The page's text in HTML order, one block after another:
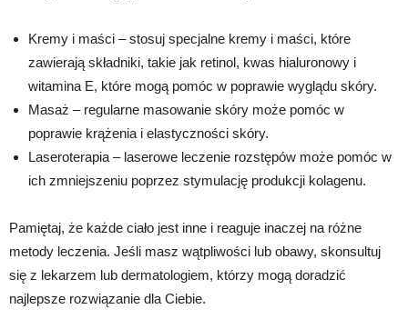
Kremy i maści – stosuj specjalne kremy i maści, które
zawierają składniki, takie jak retinol, kwas hialuronowy i
witamina E, które mogą pomóc w poprawie wyglądu skóry.
Masaż – regularne masowanie skóry może pomóc w
poprawie krążenia i elastyczności skóry.
Laseroterapia – laserowe leczenie rozstępów może pomóc w
ich zmniejszeniu poprzez stymulację produkcji kolagenu.
Pamiętaj, że każde ciało jest inne i reaguje inaczej na różne
metody leczenia. Jeśli masz wątpliwości lub obawy, skonsultuj
się z lekarzem lub dermatologiem, którzy mogą doradzić
najlepsze rozwiązanie dla Ciebie.